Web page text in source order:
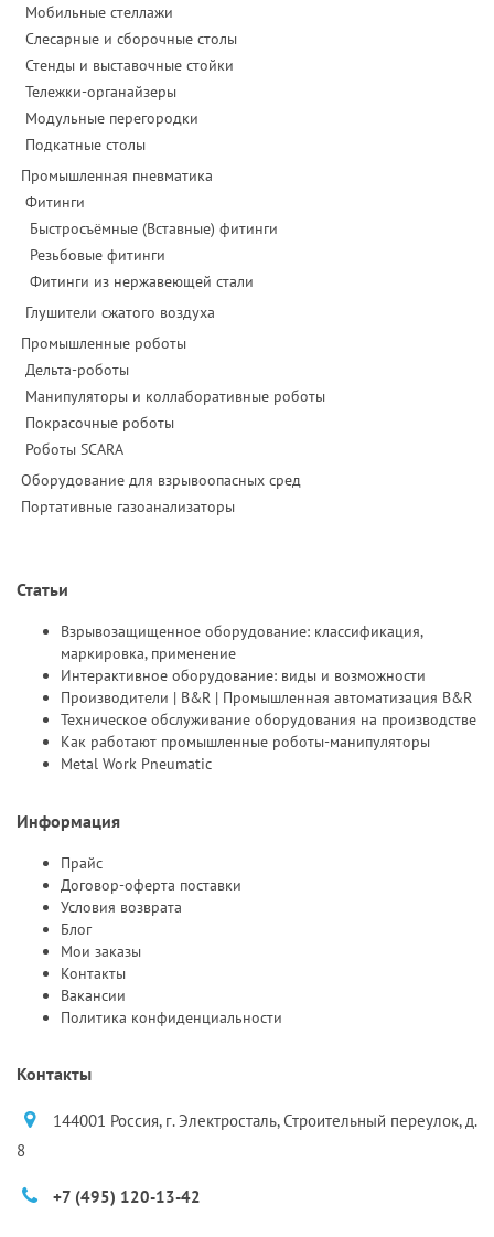
Мобильные стеллажи
Слесарные и сборочные столы
Стенды и выставочные стойки
Тележки-органайзеры
Модульные перегородки
Подкатные столы
Промышленная пневматика
Фитинги
Быстросъёмные (Вставные) фитинги
Резьбовые фитинги
Фитинги из нержавеющей стали
Глушители сжатого воздуха
Промышленные роботы
Дельта-роботы
Манипуляторы и коллаборативные роботы
Покрасочные роботы
Роботы SCARA
Оборудование для взрывоопасных сред
Портативные газоанализаторы
Статьи
Взрывозащищенное оборудование: классификация,
маркировка, применение
Интерактивное оборудование: виды и возможности
Производители | B&R | Промышленная автоматизация B&R
Техническое обслуживание оборудования на производстве
Как работают промышленные роботы-манипуляторы
Metal Work Pneumatic
Информация
Прайс
Договор-оферта поставки
Условия возврата
Блог
Мои заказы
Контакты
Вакансии
Политика конфиденциальности
Контакты
144001 Россия, г. Электросталь, Строительный переулок, д.
8
+7 (495) 120-13-42